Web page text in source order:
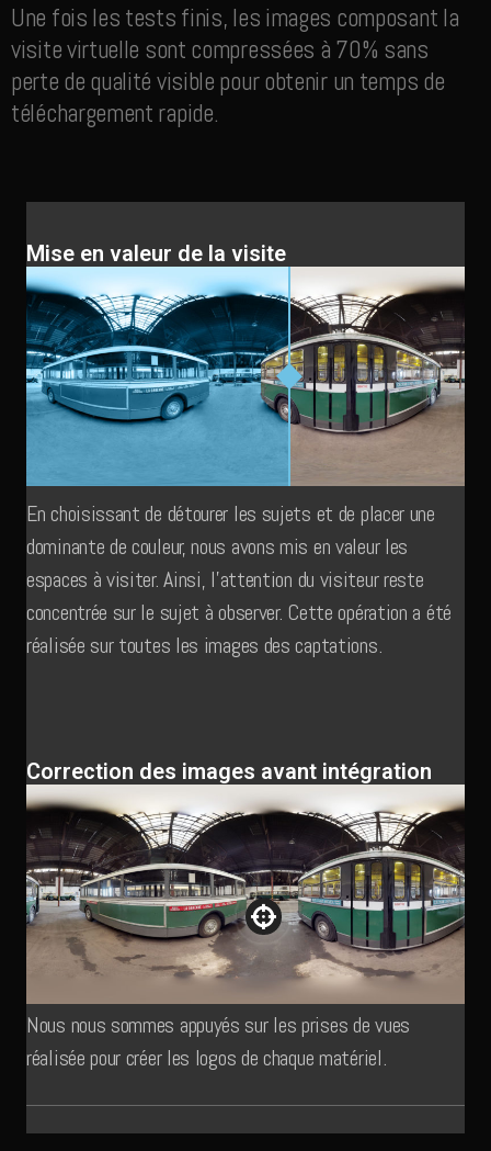
Une fois les tests finis, les images composant la
visite virtuelle sont compressées à 70% sans
perte de qualité visible pour obtenir un temps de
téléchargement rapide.
Mise en valeur de la visite
En choisissant de détourer les sujets et de placer une
dominante de couleur, nous avons mis en valeur les
espaces à visiter. Ainsi, l’attention du visiteur reste
concentrée sur le sujet à observer. Cette opération a été
réalisée sur toutes les images des captations.
Correction des images avant intégration
Nous nous sommes appuyés sur les prises de vues
réalisée pour créer les logos de chaque matériel.